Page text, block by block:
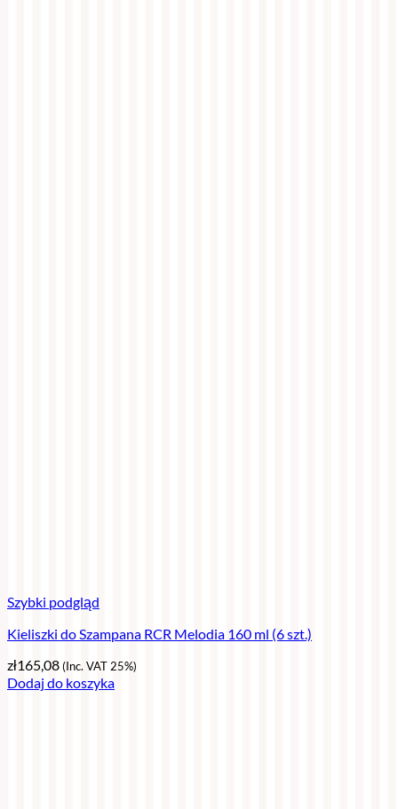
Szybki podgląd
Kieliszki do Szampana RCR Melodia 160 ml (6 szt.)
zł165,08(Inc. VAT 25%)
Dodaj do koszyka